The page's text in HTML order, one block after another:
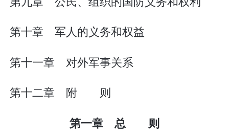
第十章 军人的义务和权益
第十一章 对外军事关系
第十二章 附 则
第一章 总 则